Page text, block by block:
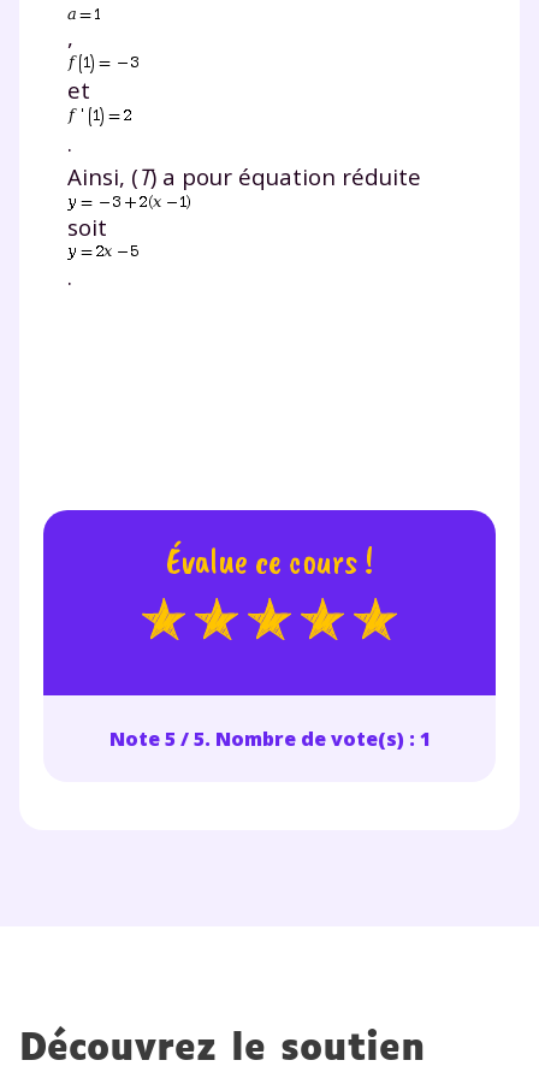
,
et
.
Ainsi, (T) a pour équation réduite
soit
.
Évalue ce cours !
Note 5 / 5. Nombre de vote(s) : 1
Découvrez le soutien